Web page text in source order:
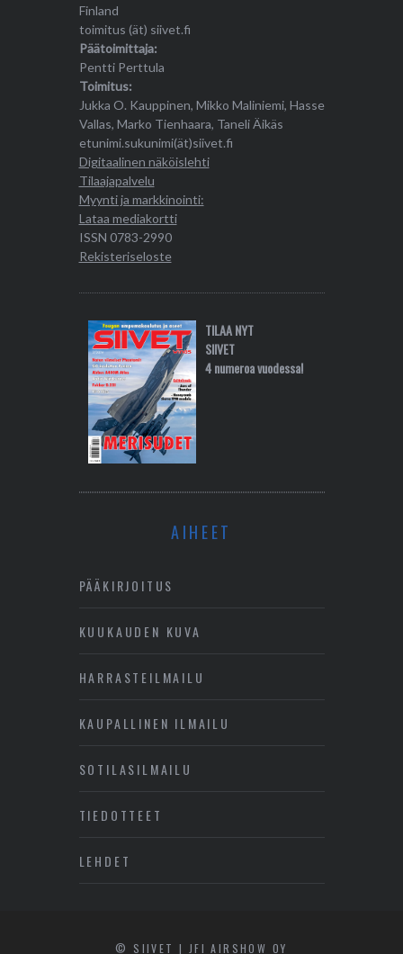
Finland
toimitus (ät) siivet.fi
Päätoimittaja:
Pentti Perttula
Toimitus:
Jukka O. Kauppinen, Mikko Maliniemi, Hasse
Vallas, Marko Tienhaara, Taneli Äikäs
etunimi.sukunimi(ät)siivet.fi
Digitaalinen näköislehti
Tilaajapalvelu
Myynti ja markkinointi:
Lataa mediakortti
ISSN 0783-2990
Rekisteriseloste
TILAA NYT
SIIVET
4 numeroa vuodessa!
AIHEET
PÄÄKIRJOITUS
KUUKAUDEN KUVA
HARRASTEILMAILU
KAUPALLINEN ILMAILU
SOTILASILMAILU
TIEDOTTEET
LEHDET
© SIIVET | JFI AIRSHOW OY